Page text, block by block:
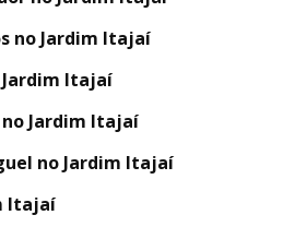
no Jardim Itajaí
Itajaí
Jardim Itajaí
no Jardim Itajaí
Itajaí